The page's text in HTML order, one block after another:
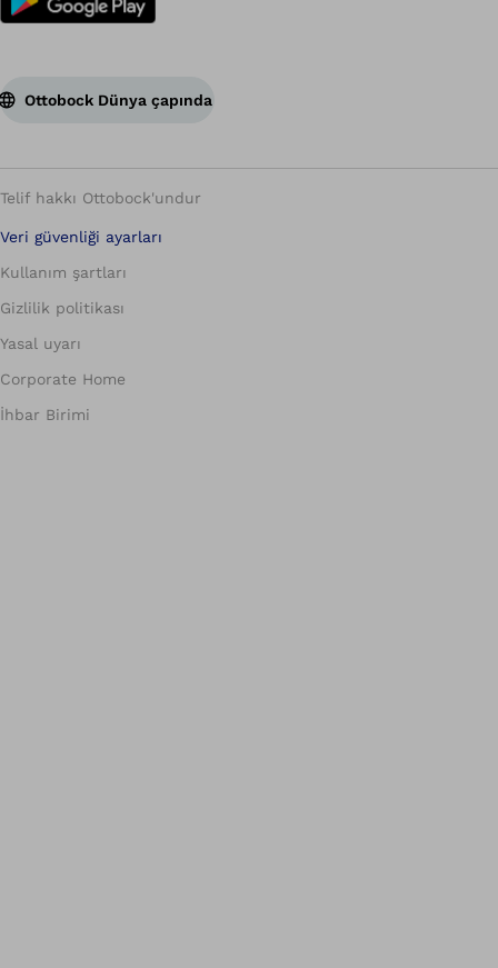
Ottobock Dünya çapında
Telif hakkı Ottobock'undur
Veri güvenliği ayarları
Kullanım şartları
Gizlilik politikası
Yasal uyarı
Corporate Home
İhbar Birimi